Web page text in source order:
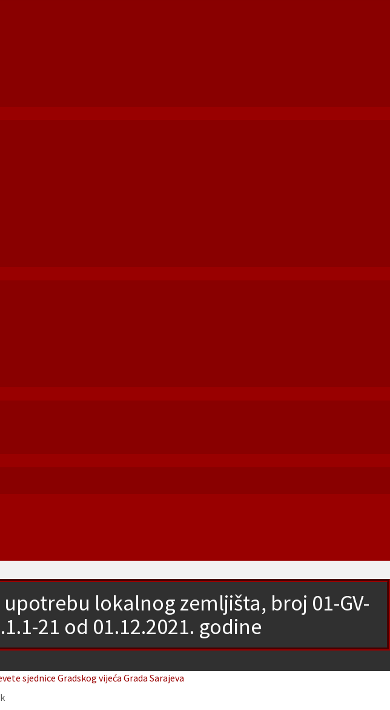
lokalnog zemljišta, broj 01-GV-
21 od 01.12.2021. godine
sjednice Gradskog vijeća Grada Sarajeva